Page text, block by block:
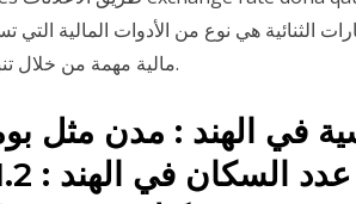
الثنائية هي نوع من الأدوات المالية
مالية مهمة من خلال تنبؤ أسعار الأصول داخل السوق.